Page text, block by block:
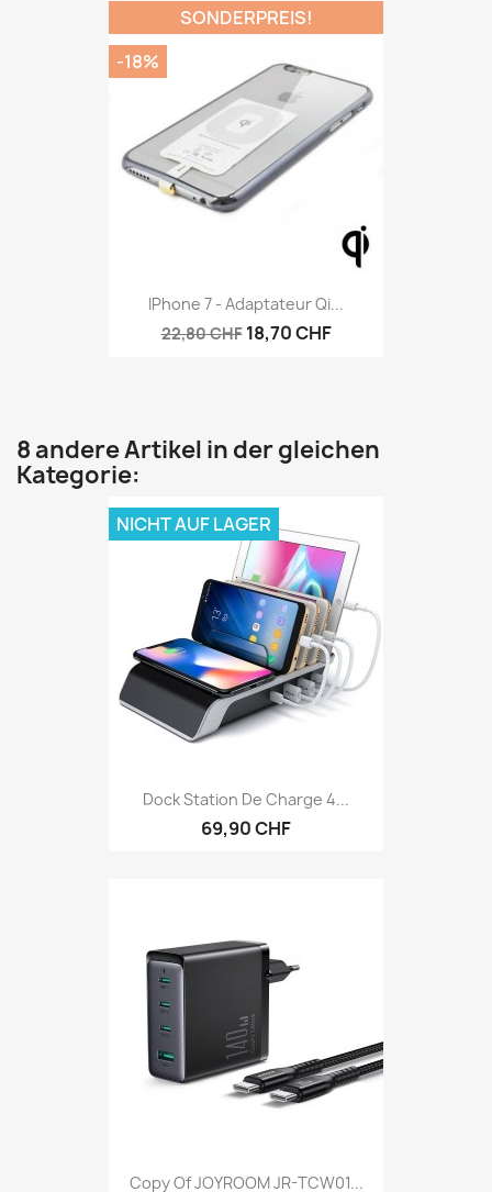
IPhone 7 - Adaptateur Qi...
22,80 CHF 18,70 CHF
SONDERPREIS!
-18%
8 andere Artikel in der gleichen
Kategorie:
Dock Station De Charge 4...
69,90 CHF
NICHT AUF LAGER
Copy Of JOYROOM JR-TCW01...